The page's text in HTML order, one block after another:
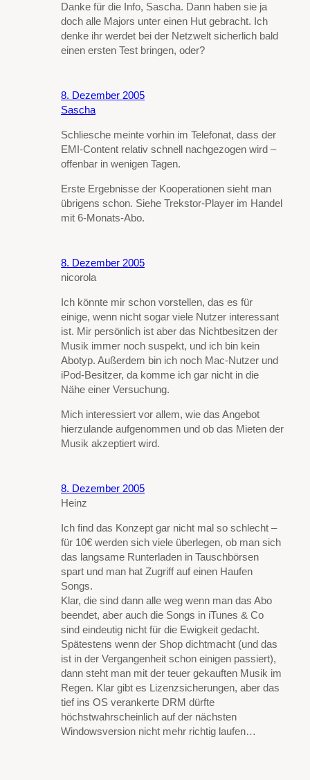
Danke für die Info, Sascha. Dann haben sie ja
doch alle Majors unter einen Hut gebracht. Ich
denke ihr werdet bei der Netzwelt sicherlich bald
einen ersten Test bringen, oder?
8. Dezember 2005
Sascha
Schliesche meinte vorhin im Telefonat, dass der
EMI-Content relativ schnell nachgezogen wird –
offenbar in wenigen Tagen.
Erste Ergebnisse der Kooperationen sieht man
übrigens schon. Siehe Trekstor-Player im Handel
mit 6-Monats-Abo.
8. Dezember 2005
nicorola
Ich könnte mir schon vorstellen, das es für
einige, wenn nicht sogar viele Nutzer interessant
ist. Mir persönlich ist aber das Nichtbesitzen der
Musik immer noch suspekt, und ich bin kein
Abotyp. Außerdem bin ich noch Mac-Nutzer und
iPod-Besitzer, da komme ich gar nicht in die
Nähe einer Versuchung.
Mich interessiert vor allem, wie das Angebot
hierzulande aufgenommen und ob das Mieten der
Musik akzeptiert wird.
8. Dezember 2005
Heinz
Ich find das Konzept gar nicht mal so schlecht –
für 10€ werden sich viele überlegen, ob man sich
das langsame Runterladen in Tauschbörsen
spart und man hat Zugriff auf einen Haufen
Songs.
Klar, die sind dann alle weg wenn man das Abo
beendet, aber auch die Songs in iTunes & Co
sind eindeutig nicht für die Ewigkeit gedacht.
Spätestens wenn der Shop dichtmacht (und das
ist in der Vergangenheit schon einigen passiert),
dann steht man mit der teuer gekauften Musik im
Regen. Klar gibt es Lizenzsicherungen, aber das
tief ins OS verankerte DRM dürfte
höchstwahrscheinlich auf der nächsten
Windowsversion nicht mehr richtig laufen…